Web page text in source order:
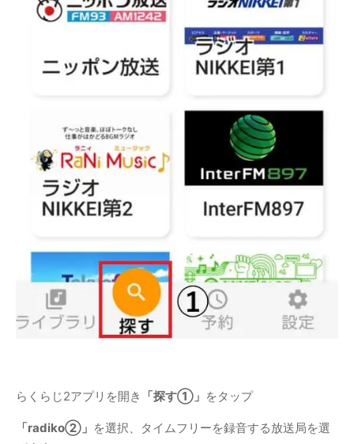
らくらじ2アプリを開き 「探す①」 をタップ
「radiko②」 を選択、タイムフリーを録音する放送局を選